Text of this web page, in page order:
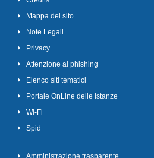
Mappa del sito
Note Legali
Privacy
Attenzione al phishing
Elenco siti tematici
Portale OnLine delle Istanze
Wi-Fi
Spid